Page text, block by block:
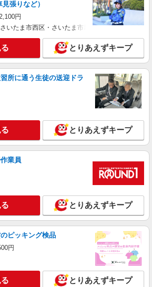
張りなど）
円
いたま市西区・さいたま市岩槻区・久喜市・蓮田
とりあえずキープ
所に通う生徒の送迎ドラ
とりあえずキープ
業員
とりあえずキープ
ピッキング検品
円
とりあえずキープ